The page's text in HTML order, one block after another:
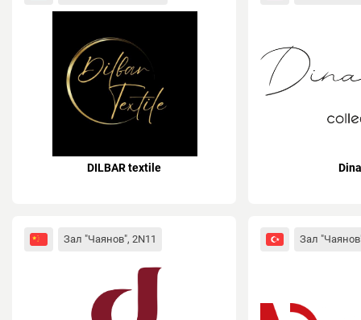
DILBAR textile
Зал "Чаянов", 2N11 Зал